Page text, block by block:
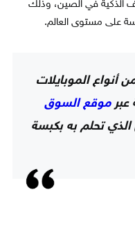
الذكية في الصين، وذلك
أنواع الموبايلات
عبرموقع السوق
تحلم به بكبسة